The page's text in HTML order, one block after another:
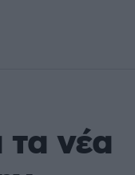
τα νέα